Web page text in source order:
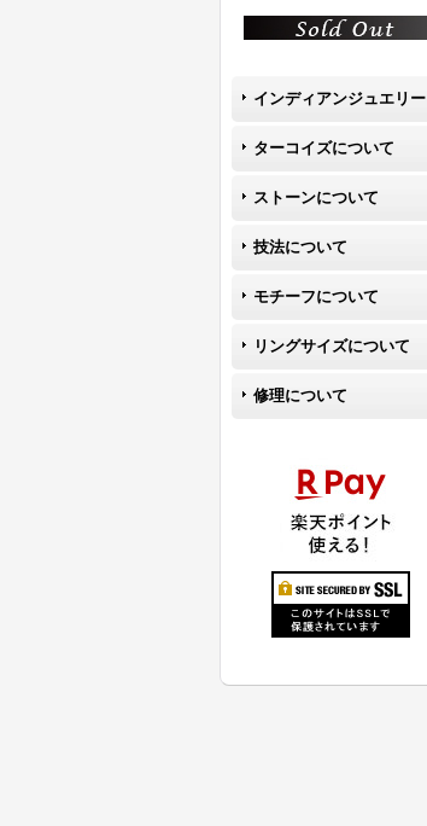
インディアンジュエリー
ターコイズについて
ストーンについて
技法について
モチーフについて
リングサイズについて
修理について